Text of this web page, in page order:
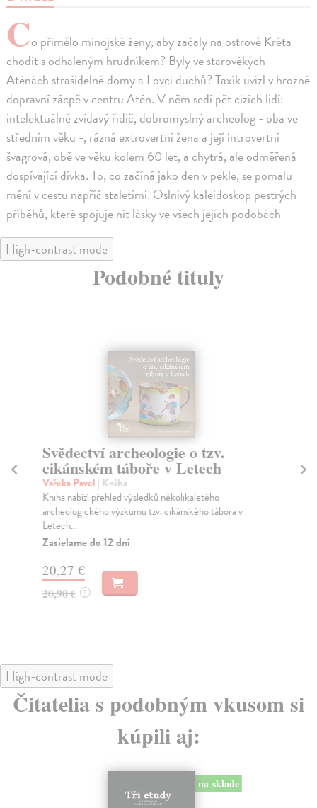
Co přimělo minojské ženy, aby začaly na ostrově Kréta
chodit s odhaleným hrudníkem? Byly ve starověkých
Aténách strašidelné domy a Lovci duchů? Taxík uvízl v hrozné
dopravní zácpě v centru Atén. V něm sedí pět cizích lidí:
intelektuálně zvídavý řidič, dobromyslný archeolog - oba ve
středním věku -, rázná extrovertní žena a její introvertní
švagrová, obě ve věku kolem 60 let, a chytrá, ale odměřená
dospívající dívka. To, co začíná jako den v pekle, se pomalu
mění v cestu napříč staletími. Oslnivý kaleidoskop pestrých
příběhů, které spojuje nit lásky ve všech jejích podobách
High-contrast mode
Podobné tituly
Svědectví archeologie o tzv.
cikánském táboře v Letech
Vařeka Pavel | Kniha
Kniha nabízí přehled výsledků několikaletého
archeologického výzkumu tzv. cikánského tábora v
Letech...
Zasielame do 12 dní
20,27 €
20,90 € ?
High-contrast mode
Čitatelia s podobným vkusom si
kúpili aj:
na sklade